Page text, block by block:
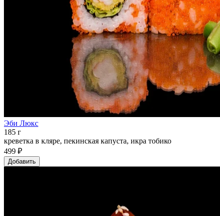
Эби Люкс
185 г
креветка в кляре, пекинская капуста, икра тобико
499 ₽
Добавить